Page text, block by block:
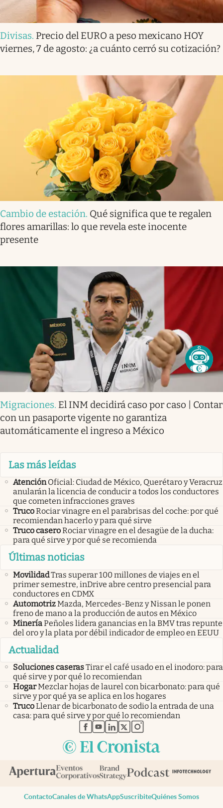
Divisas. Precio del EURO a peso mexicano HOY
viernes, 7 de agosto: ¿a cuánto cerró su cotización?
Cambio de estación. Qué significa que te regalen
flores amarillas: lo que revela este inocente
presente
Migraciones. El INM decidirá caso por caso | Contar
con un pasaporte vigente no garantiza
automáticamente el ingreso a México
Las más leídas
Atención Oficial: Ciudad de México, Querétaro y Veracruz
anularán la licencia de conducir a todos los conductores
que cometen infracciones graves
TrucoRociar vinagre en el parabrisas del coche: por qué
recomiendan hacerlo y para qué sirve
Truco caseroRociar vinagre en el desagüe de la ducha:
para qué sirve y por qué se recomienda
Últimas noticias
MovilidadTras superar 100 millones de viajes en el
primer semestre, inDrive abre centro presencial para
conductores en CDMX
AutomotrizMazda, Mercedes-Benz y Nissan le ponen
freno de mano a la producción de autos en México
MineríaPeñoles lidera ganancias en la BMV tras repunte
del oro y la plata por débil indicador de empleo en EEUU
Actualidad
Soluciones caserasTirar el café usado en el inodoro: para
qué sirve y por qué lo recomiendan
HogarMezclar hojas de laurel con bicarbonato: para qué
sirve y por qué ya se aplica en los hogares
TrucoLlenar de bicarbonato de sodio la entrada de una
casa: para qué sirve y por qué lo recomiendan
abre en nueva pestaña
abre en nueva pestaña
abre en nueva pestaña
abre en nueva pestaña
abre en nueva pestaña
ContactoCanales de WhatsAppSuscribiteQuiénes Somos